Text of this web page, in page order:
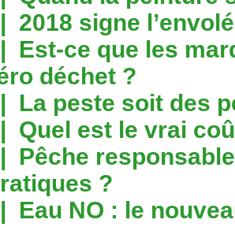
| 2018 signe
| Est-ce que les
déchet ?
| La peste soit des
| Quel est le vrai
| Pêche
?
| Eau NO : le